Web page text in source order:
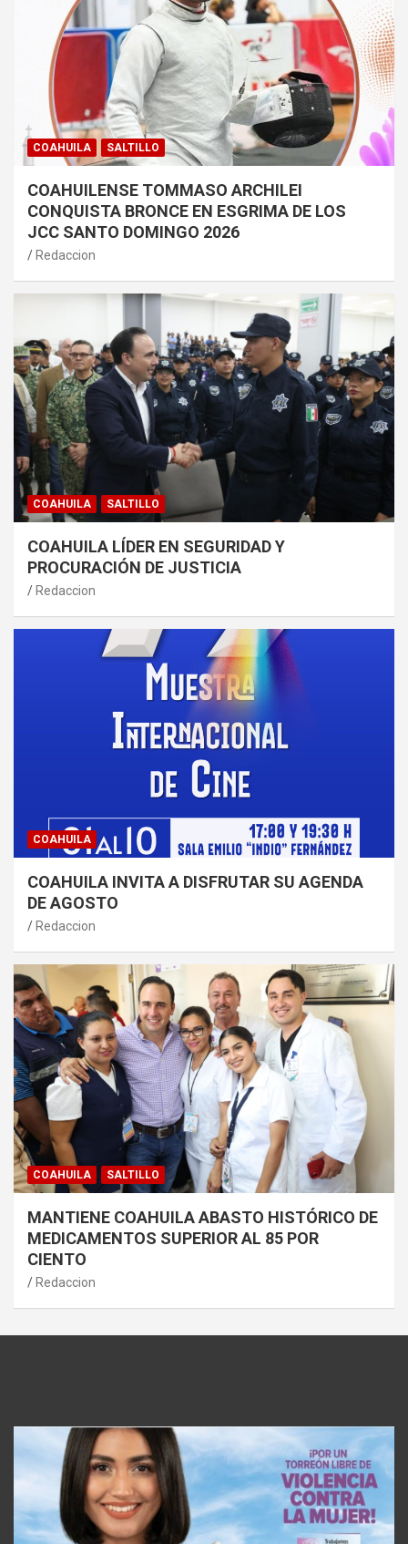
COAHUILA SALTILLO
COAHUILENSE TOMMASO ARCHILEI
CONQUISTA BRONCE EN ESGRIMA DE LOS
JCC SANTO DOMINGO 2026
Redaccion
COAHUILA SALTILLO
COAHUILA LÍDER EN SEGURIDAD Y
PROCURACIÓN DE JUSTICIA
Redaccion
COAHUILA
COAHUILA INVITA A DISFRUTAR SU AGENDA
DE AGOSTO
Redaccion
COAHUILA SALTILLO
MANTIENE COAHUILA ABASTO HISTÓRICO DE
MEDICAMENTOS SUPERIOR AL 85 POR
CIENTO
Redaccion